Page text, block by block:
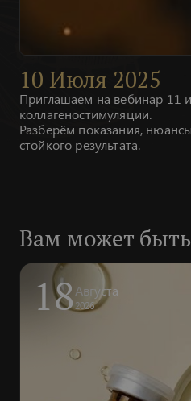
10 Июля 2025
Приглашаем на вебинар 11
коллагеностимуляции.
Разберём показания,
стойкого результата.
Вам может
18Августа
2026